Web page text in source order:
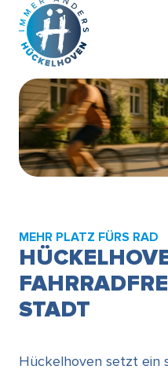
Zum Hauptinhalt springen
MEHR PLATZ FÜRS RAD
STADT
Hückelhoven setzt ein